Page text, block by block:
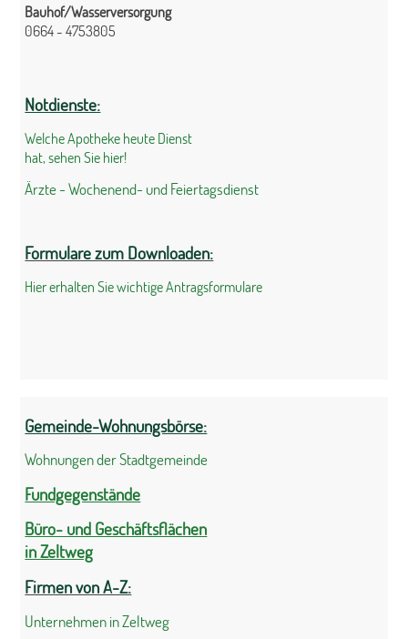
Bauhof/Wasserversorgung
0664 - 4753805
Notdienste:
Welche Apotheke heute Dienst
hat, sehen Sie hier!
Ärzte - Wochenend- und Feiertagsdienst
Formulare zum Downloaden:
Hier erhalten Sie wichtige Antragsformulare
Gemeinde-Wohnungsbörse:
Wohnungen der Stadtgemeinde
Fundgegenstände
Büro- und Geschäftsflächen
in Zeltweg
Firmen von A-Z:
Unternehmen in Zeltweg